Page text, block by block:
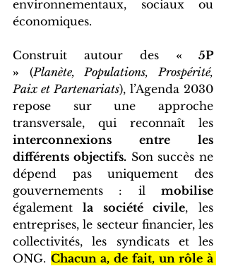
environnementaux, sociaux ou
économiques.
Construit autour des « 5P
» (Planète, Populations, Prospérité,
Paix et Partenariats), l’Agenda 2030
repose sur une approche
interconnexions entre les
différents objectifs. Son succès ne
dépend pas uniquement des
gouvernements : il mobilise
également la société civile, les
entreprises, le secteur financier, les
collectivités, les syndicats et les
ONG. Chacun a, de fait, un rôle à